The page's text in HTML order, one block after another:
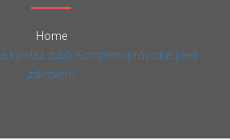
Home
kyretáž zubů: Kompletní průvodce před
zákrokem